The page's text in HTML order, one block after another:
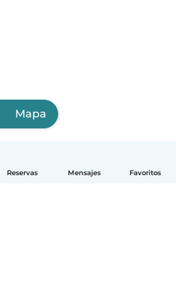
Reservas Mensajes Favoritos
Mapa